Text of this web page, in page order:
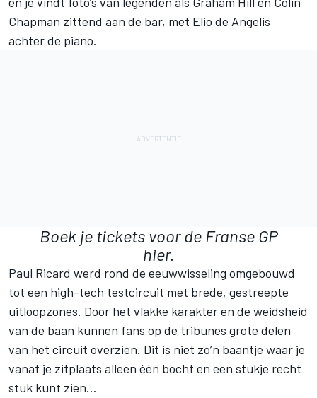
Chapman zittend aan de bar, met Elio de Angelis
achter de piano.
Boek je tickets voor de Franse GP
hier.
Paul Ricard werd rond de eeuwwisseling omgebouwd
tot een high-tech testcircuit met brede, gestreepte
uitloopzones. Door het vlakke karakter en de weidsheid
van de baan kunnen fans op de tribunes grote delen
van het circuit overzien. Dit is niet zo’n baantje waar je
vanaf je zitplaats alleen één bocht en een stukje recht
stuk kunt zien…